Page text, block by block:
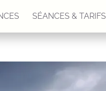
SÉANCES & TARIFS